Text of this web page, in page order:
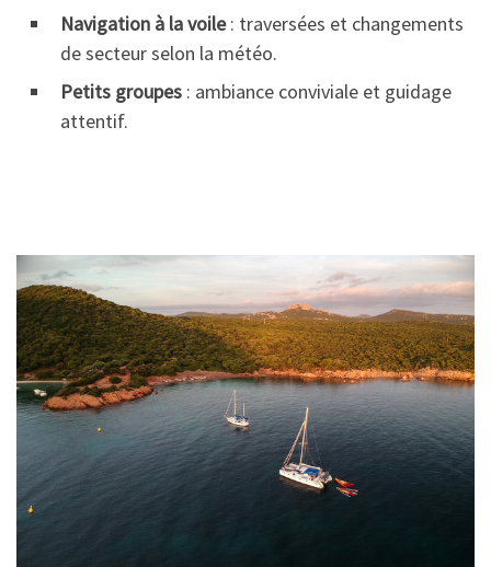
Navigation à la voile: traversées et changements
de secteur selon la météo.
Petits groupes : ambiance conviviale et guidage
attentif.